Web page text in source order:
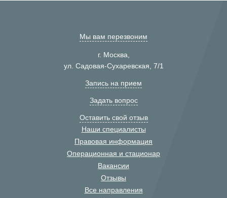
Мы вам перезвоним
г. Москва,
ул. Садовая-Сухаревская, 7/1
Запись на прием
Задать вопрос
Оставить свой отзыв
Наши специалисты
Правовая информация
Операционная и стационар
Вакансии
Отзывы
Все направления